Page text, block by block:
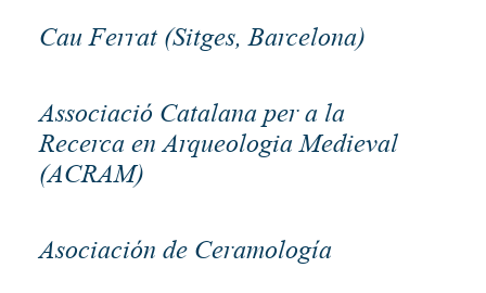
Cau Ferrat (Sitges, Barcelona)
Associació Catalana per a la
Recerca en Arqueologia Medieval
(ACRAM)
Asociación de Ceramología